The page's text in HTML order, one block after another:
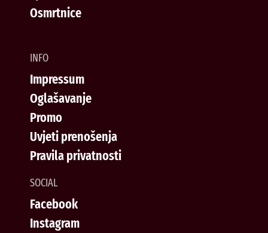
Osmrtnice
INFO
Impressum
Oglašavanje
Promo
Uvjeti prenošenja
Pravila privatnosti
SOCIAL
Facebook
Instagram